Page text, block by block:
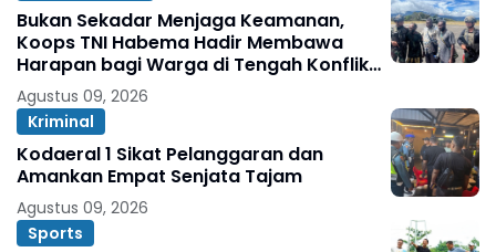
Bukan Sekadar Menjaga Keamanan,
Koops TNI Habema Hadir Membawa
Harapan bagi Warga di Tengah Konflik
Ugimba
Agustus 09, 2026
Kriminal
Kodaeral 1 Sikat Pelanggaran dan
Amankan Empat Senjata Tajam
Agustus 09, 2026
Sports